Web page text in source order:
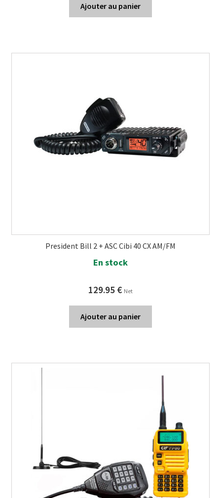
Ajouter au panier
President Bill 2 + ASC Cibi 40 CX AM/FM
En stock
129.95 € Net
Ajouter au panier